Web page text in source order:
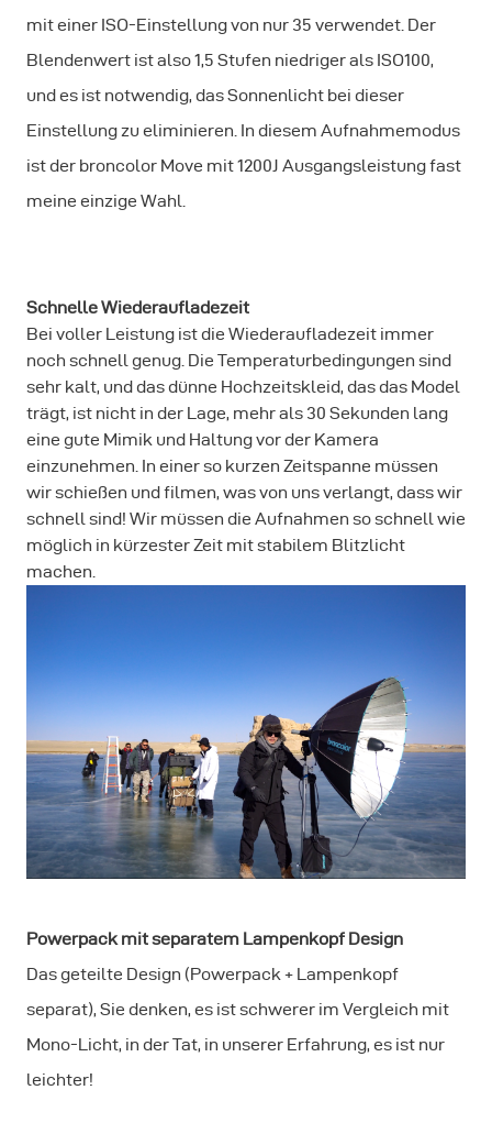
mit einer ISO-Einstellung von nur 35 verwendet. Der
Blendenwert ist also 1,5 Stufen niedriger als ISO100,
und es ist notwendig, das Sonnenlicht bei dieser
Einstellung zu eliminieren. In diesem Aufnahmemodus
ist der broncolor Move mit 1200J Ausgangsleistung fast
meine einzige Wahl.
Schnelle Wiederaufladezeit
Bei voller Leistung ist die Wiederaufladezeit immer
noch schnell genug. Die Temperaturbedingungen sind
sehr kalt, und das dünne Hochzeitskleid, das das Model
trägt, ist nicht in der Lage, mehr als 30 Sekunden lang
eine gute Mimik und Haltung vor der Kamera
einzunehmen. In einer so kurzen Zeitspanne müssen
wir schießen und filmen, was von uns verlangt, dass wir
schnell sind! Wir müssen die Aufnahmen so schnell wie
möglich in kürzester Zeit mit stabilem Blitzlicht
machen.
Powerpack mit separatem Lampenkopf Design
Das geteilte Design (Powerpack + Lampenkopf
separat), Sie denken, es ist schwerer im Vergleich mit
Mono-Licht, in der Tat, in unserer Erfahrung, es ist nur
leichter!